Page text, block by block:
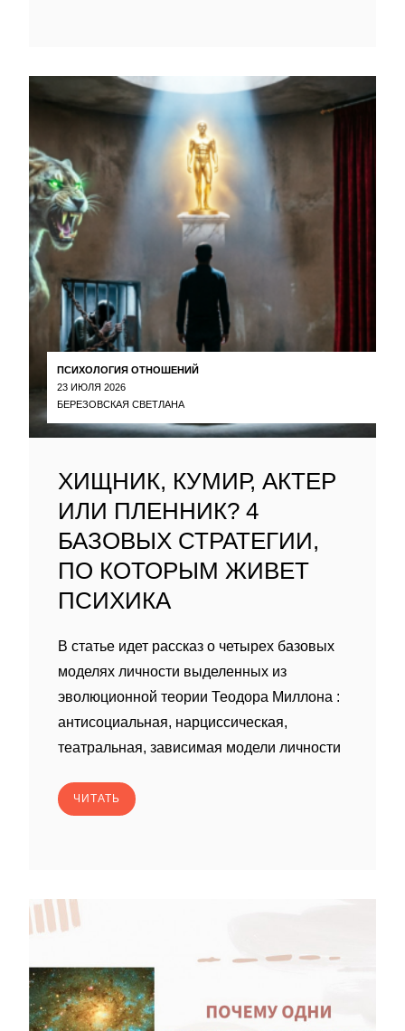
ПСИХОЛОГИЯ ОТНОШЕНИЙ
23 ИЮЛЯ 2026
БЕРЕЗОВСКАЯ СВЕТЛАНА
ХИЩНИК, КУМИР, АКТЕР
ИЛИ ПЛЕННИК? 4
БАЗОВЫХ СТРАТЕГИИ,
ПО КОТОРЫМ ЖИВЕТ
ПСИХИКА
В статье идет рассказ о четырех базовых
моделях личности выделенных из
эволюционной теории Теодора Миллона :
антисоциальная, нарциссическая,
театральная, зависимая модели личности
ЧИТАТЬ